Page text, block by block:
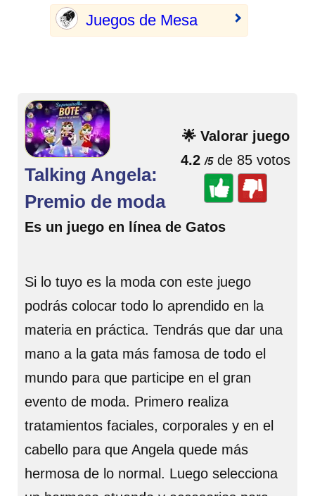
Juegos de Mesa
🌟 Valorar juego
4.2 /5de 85 votos
Talking Angela:
Premio de moda
Es un juego en línea de Gatos
Si lo tuyo es la moda con este juego
podrás colocar todo lo aprendido en la
materia en práctica. Tendrás que dar una
mano a la gata más famosa de todo el
mundo para que participe en el gran
evento de moda. Primero realiza
tratamientos faciales, corporales y en el
cabello para que Angela quede más
hermosa de lo normal. Luego selecciona